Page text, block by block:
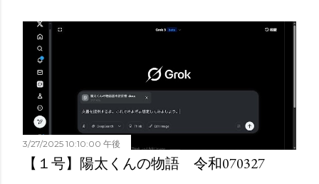
3/27/2025 10:10:00 午後
【１号】陽太くんの物語 令和070327